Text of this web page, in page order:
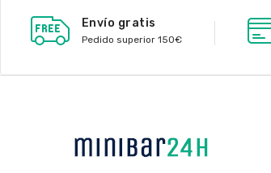
Envío gratis
Pedido superior 150€